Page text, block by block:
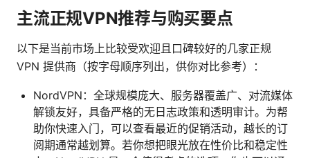
主流正规VPN推荐与购买要点
以下是当前市场上比较受欢迎且口碑较好的几家正规
VPN 提供商（按字母顺序列出，供你对比参考）：
NordVPN：全球规模庞大、服务器覆盖广、对流媒体
解锁友好，具备严格的无日志政策和透明审计。为帮
助你快速入门，可以查看最近的促销活动，越长的订
阅期通常越划算。若你想把眼光放在性价比和稳定性